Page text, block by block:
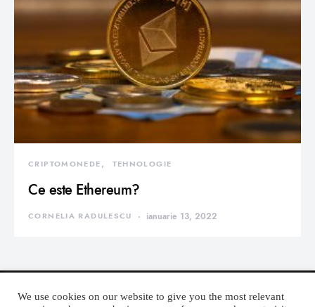
CRIPTOMONEDE TEHNOLOGIE
Ce este Ethereum?
CORNELIA RADULESCU ianuarie 13, 2022
We use cookies on our website to give you the most relevant